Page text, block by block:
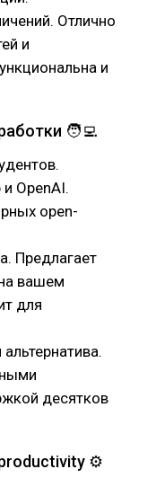
Отлично
и
и
🧑‍💻
OpenAI.
open-
Предлагает
вашем
для
десятков
⚙